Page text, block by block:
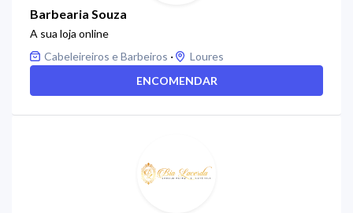
Barbearia Souza
A sua loja online
Cabeleireiros e Barbeiros ·
Loures
ENCOMENDAR